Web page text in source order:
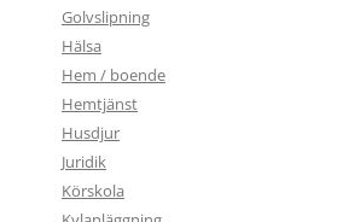
Golvslipning
Hälsa
Hem / boende
Hemtjänst
Husdjur
Juridik
Körskola